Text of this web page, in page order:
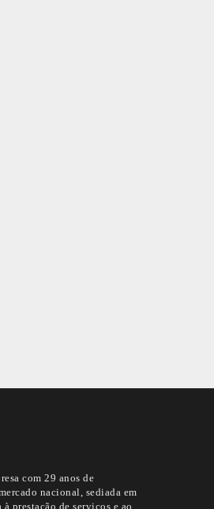
com 29 anos de
nacional, sediada em
prestação de serviços e ao